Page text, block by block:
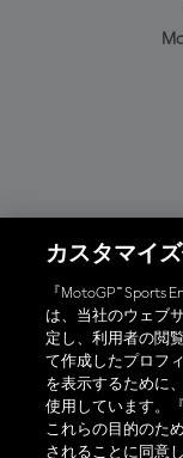
カスタマイ
『MotoGP™ Sports
は、当社のウェブ
定し、利用者の閲
て作成したプロフ
を表示するために
使用しています。
これらの目的のた
されることに同意